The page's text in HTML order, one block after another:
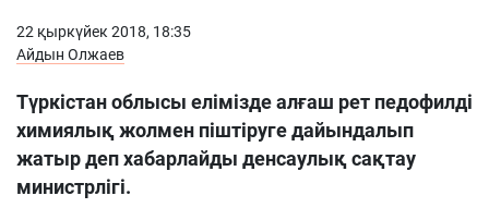
22 қыркүйек 2018, 18:35
Айдын Олжаев
Түркістан облысы елімізде алғаш рет педофилді
химиялық жолмен піштіруге дайындалып
жатыр деп хабарлайды денсаулық сақтау
министрлігі.